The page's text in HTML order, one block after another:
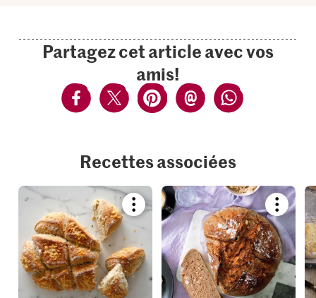
Partagez cet article avec vos
amis!
Recettes associées
Bookmark
recipe
or
it
to
your
collections.
recipe
or
add
it
to
your